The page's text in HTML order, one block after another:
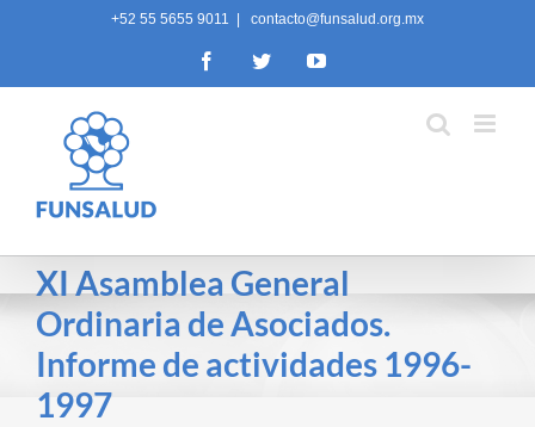
+52 55 5655 9011 contacto@funsalud.org.mx
FacebookTwitterYouTube
XI Asamblea General
Ordinaria de Asociados.
Informe de actividades 1996-
1997